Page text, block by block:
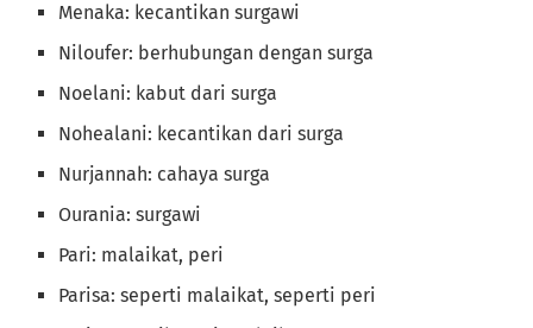
Menaka: kecantikan surgawi
Niloufer: berhubungan dengan surga
Noelani: kabut dari surga
Nohealani: kecantikan dari surga
Nurjannah: cahaya surga
Ourania: surgawi
Pari: malaikat, peri
Parisa: seperti malaikat, seperti peri